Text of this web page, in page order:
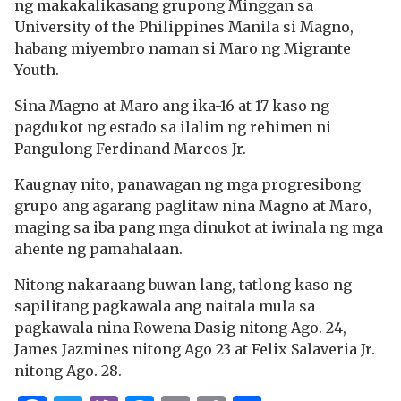
ng makakalikasang grupong Minggan sa
University of the Philippines Manila si Magno,
habang miyembro naman si Maro ng Migrante
Youth.
Sina Magno at Maro ang ika-16 at 17 kaso ng
pagdukot ng estado sa ilalim ng rehimen ni
Pangulong Ferdinand Marcos Jr.
Kaugnay nito, panawagan ng mga progresibong
grupo ang agarang paglitaw nina Magno at Maro,
maging sa iba pang mga dinukot at iwinala ng mga
ahente ng pamahalaan.
Nitong nakaraang buwan lang, tatlong kaso ng
sapilitang pagkawala ang naitala mula sa
pagkawala nina Rowena Dasig nitong Ago. 24,
James Jazmines nitong Ago 23 at Felix Salaveria Jr.
nitong Ago. 28.